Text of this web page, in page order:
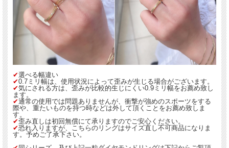
✔︎選べる幅違い
✔︎0.7ミリ幅は、使用状況によって歪みが生じる場合がございます。
✔︎気にされる方は、歪みが比較的生じにくい0.9ミリ幅をお薦め致し
ます。
✔︎通常の使用では問題ありませんが、衝撃が強めのスポーツをする
際や、重たいものを持つ時などは外して頂くことをお薦め致しま
す。
✔︎歪み直しは初回無償にて承りますのでご安心ください。
✔︎恐れ入りますが、こちらのリングはサイズ直し不可商品になりま
す。予めご了承下さい。